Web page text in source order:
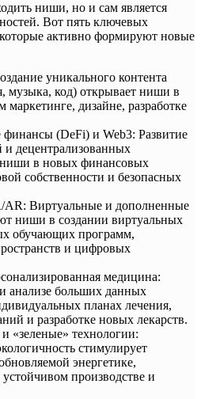
ниши, но и сам является
Вот пять ключевых
активно формируют новые
уникального контента
музыка, код) открывает ниши в
маркетинге, дизайне, разработке
финансы (DeFi) и Web3: Развитие
и децентрализованных
в новых финансовых
собственности и безопасных
AR: Виртуальные и дополненные
ниши в создании виртуальных
обучающих программ,
и цифровых
медицина:
анализе больших данных
планах лечения,
и разработке новых лекарств.
«зеленые» технологии:
стимулирует
энергетике,
устойчивом производстве и